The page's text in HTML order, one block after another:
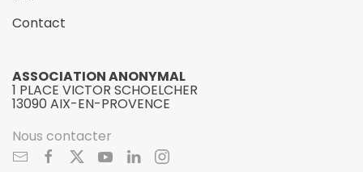
Contact
ASSOCIATION ANONYMAL
1 PLACE VICTOR SCHOELCHER
13090 AIX-EN-PROVENCE
Nous contacter